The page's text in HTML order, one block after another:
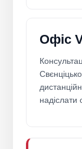
Офіс
надіслати